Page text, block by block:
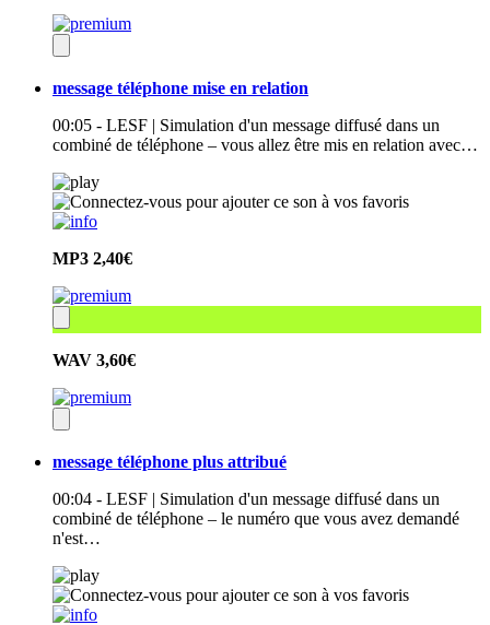
message téléphone mise en relation
00:05 - LESF | Simulation d'un message diffusé dans un
combiné de téléphone – vous allez être mis en relation avec…
MP3 2,40€
WAV 3,60€
message téléphone plus attribué
00:04 - LESF | Simulation d'un message diffusé dans un
combiné de téléphone – le numéro que vous avez demandé
n'est…